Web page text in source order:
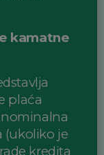
kamatne
plaća
nominalna
(ukoliko je
kredita